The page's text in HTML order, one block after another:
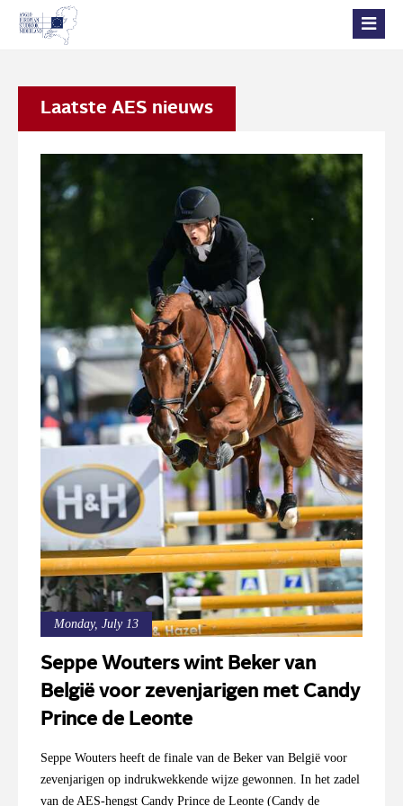
Laatste AES nieuws
Monday, July 13
Seppe Wouters wint Beker van
België voor zevenjarigen met Candy
Prince de Leonte
Seppe Wouters heeft de finale van de Beker van België voor
zevenjarigen op indrukwekkende wijze gewonnen. In het zadel
van de AES-hengst Candy Prince de Leonte (Candy de